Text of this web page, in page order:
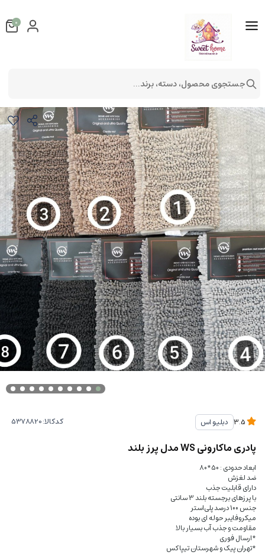
دبلیو اس کدکالا:
پادری ماکارونی WS مدل پرز بلند
ابعاد حدودی : 50*80
ضد لغزش
دارای قابلیت جذب
با پرزهای برجسته بلند 3 سانتی
جنس 100 درصد پلی‌استر
میکروفایبر حوله ای بوده
مقاومت و جذب آب بسیار بالا
*ارسال فوری
*تهران پیک و شهرستان تیپاکس
0
جستجوی محصول، دسته، برند...